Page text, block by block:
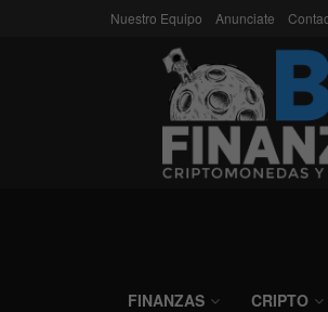
Nuestro Equipo Anunciate
FINANZAS CRIPTO